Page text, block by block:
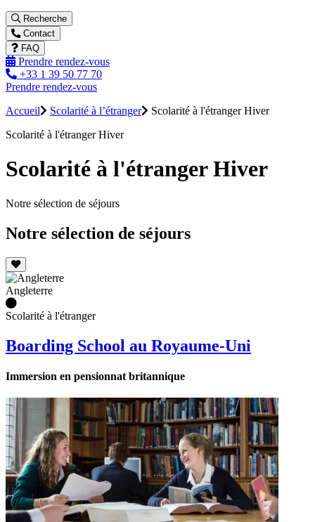
Recherche
Contact
FAQ
Prendre rendez-vous
+33 1 39 50 77 70
Prendre rendez-vous
Accueil
Scolarité à l’étranger
Scolarité à l'étranger Hiver
Scolarité à l'étranger Hiver
Scolarité à l'étranger Hiver
Notre sélection de séjours
Notre sélection de séjours
Angleterre
Scolarité à l'étranger
Boarding School au Royaume-Uni
Immersion en pensionnat britannique